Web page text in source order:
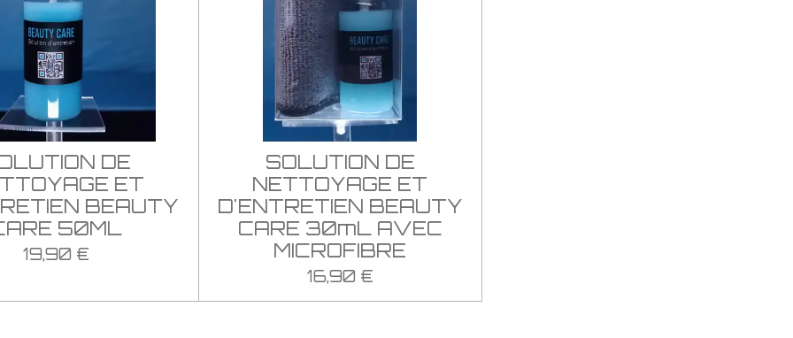
DE
ET
BEAUTY
50ML
19,90 €
SOLUTION DE
NETTOYAGE ET
D'ENTRETIEN BEAUTY
CARE 30mL AVEC
MICROFIBRE
16,90 €